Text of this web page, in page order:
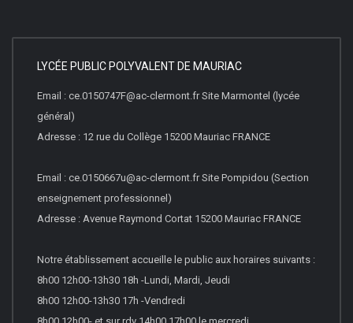
LYCÉE PUBLIC POLYVALENT DE MAURIAC
Email : ce.0150747F@ac-clermont.fr Site Marmontel (lycée
général)
Adresse : 12 rue du Collège 15200 Mauriac FRANCE
Email : ce.0150667u@ac-clermont.fr Site Pompidou (Section
enseignement professionnel)
Adresse : Avenue Raymond Cortat 15200 Mauriac FRANCE
Notre établissement accueille le public aux horaires suivants :
8h00 12h00-13h30 18h -Lundi, Mardi, Jeudi
8h00 12h00-13h30 17h -Vendredi